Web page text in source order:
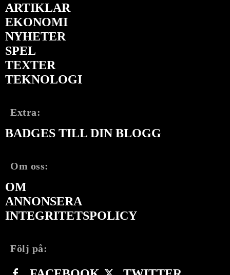
ARTIKLAR
EKONOMI
NYHETER
SPEL
TEXTER
TEKNOLOGI
Extra:
BADGES TILL DIN BLOGG
Om oss:
OM
ANNONSERA
INTEGRITETSPOLICY
Följ på: